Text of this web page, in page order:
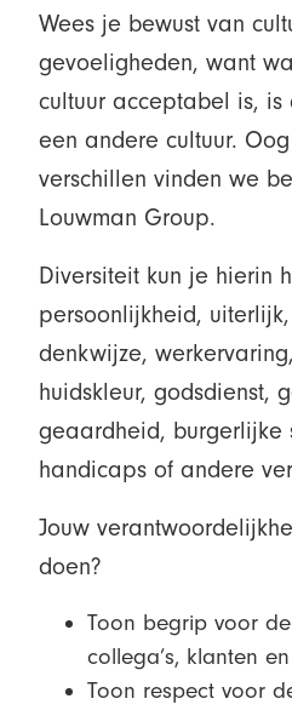
Wees je bewust van
gevoeligheden, want
cultuur acceptabel is,
een andere cultuur.
verschillen vinden we
Louwman Group.
Diversiteit kun je hierin
persoonlijkheid,
denkwijze,
huidskleur, godsdienst,
geaardheid, burgerlijke
handicaps of andere
Jouw
doen?
Toon begrip voor
collega’s, klanten
Toon respect voor